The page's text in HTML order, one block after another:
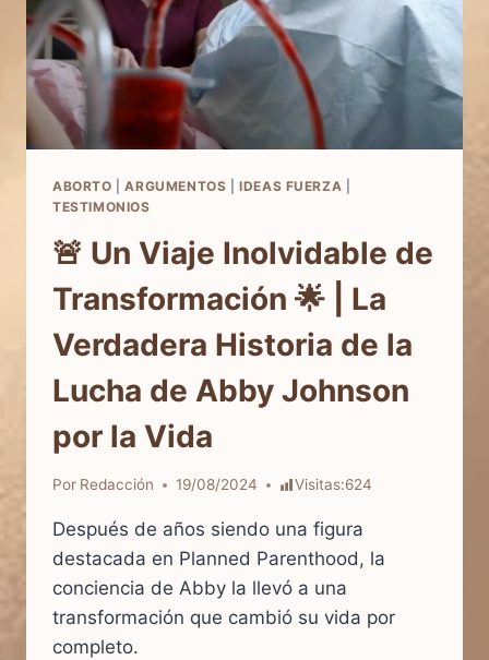
ABORTO |ARGUMENTOS |IDEAS FUERZA
TESTIMONIOS
🚨 Un Viaje Inolvidable de
Transformación 🌟 | La
Verdadera Historia de la
Lucha de Abby Johnson
por la Vida
Por Redacción 19/08/2024 Visitas:624
Después de años siendo una figura
destacada en Planned Parenthood, la
conciencia de Abby la llevó a una
transformación que cambió su vida por
completo.